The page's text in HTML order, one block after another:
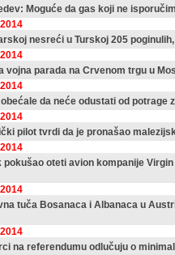
Moguće da gas koji ne
nesreći u Turskoj 205
vojna parada na Crvenom trgu u
da neće odustati od potrage
pilot tvrdi da je pronašao
pokušao oteti avion kompanije Virgin
tuča Bosanaca i Albanaca u
na referendumu odlučuju o